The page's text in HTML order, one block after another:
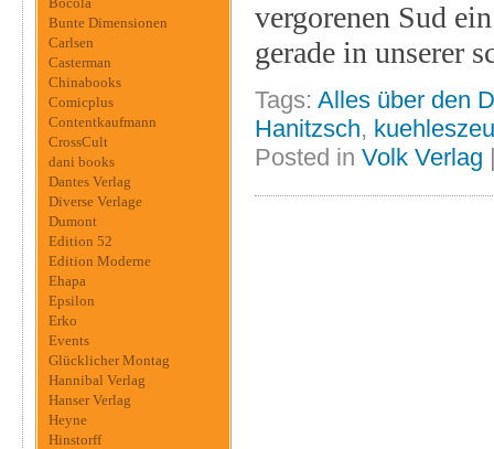
Bunte Dimensionen
Carlsen
Casterman
Chinabooks
Comicplus
Contentkaufmann
CrossCult
dani books
Dantes Verlag
Diverse Verlage
Dumont
Edition 52
Edition Moderne
Ehapa
Epsilon
Erko
Events
Glücklicher Montag
Hannibal Verlag
Hanser Verlag
Heyne
Hinstorff
vergorenen Sud
gerade in unserer
Tags: Alles über den
Hanitzsch,
Posted in Volk Verlag